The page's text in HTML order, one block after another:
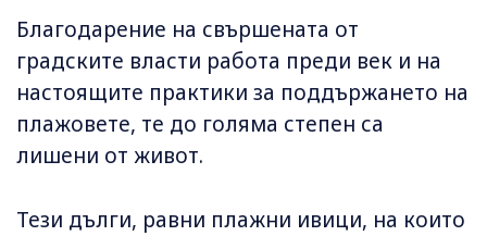
Благодарение на свършената от
градските власти работа преди век и на
настоящите практики за поддържането на
плажовете, те до голяма степен са
лишени от живот.
Тези дълги, равни плажни ивици, на които